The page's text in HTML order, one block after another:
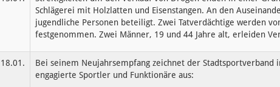
Schlägerei mit Holzlatten und Eisenstangen. An den
jugendliche Personen beteiligt. Zwei Tatverdächtige werden
festgenommen. Zwei Männer, 19 und 44 Jahre alt, erleiden
18.01.
Bei seinem Neujahrsempfang zeichnet der Stadtsportverband
engagierte Sportler und Funktionäre aus: